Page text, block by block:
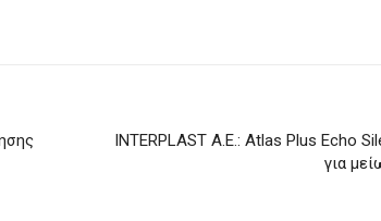
INTERPLAST Α.Ε.: Atlas Plus Echo
για